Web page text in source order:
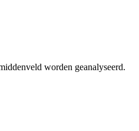
worden geanalyseerd.